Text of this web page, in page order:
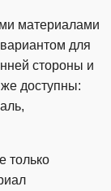
материалами
для
стороны и
доступны:
только